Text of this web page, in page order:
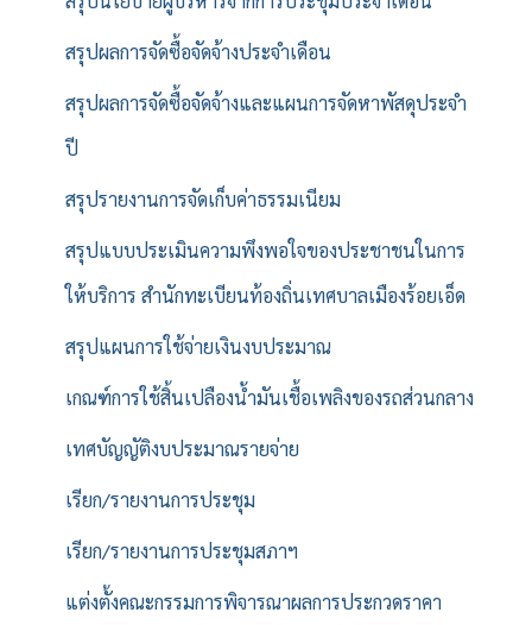
สรุปผลการจัดซื้อจัดจ้างประจำเดือน
สรุปผลการจัดซื้อจัดจ้างและแผนการจัดหาพัสดุประจำ
ปี
สรุปรายงานการจัดเก็บค่าธรรมเนียม
สรุปแบบประเมินความพึงพอใจของประชาชนในการ
ให้บริการ สำนักทะเบียนท้องถิ่นเทศบาลเมืองร้อยเอ็ด
สรุปแผนการใช้จ่ายเงินงบประมาณ
เกณฑ์การใช้สิ้นเปลืองน้ำมันเชื้อเพลิงของรถส่วนกลาง
เทศบัญญัติงบประมาณรายจ่าย
เรียก/รายงานการประชุม
เรียก/รายงานการประชุมสภาฯ
แต่งตั้งคณะกรรมการพิจารณาผลการประกวดราคา